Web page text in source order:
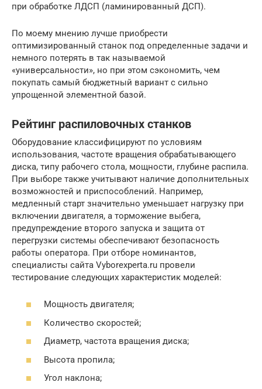
при обработке ЛДСП (ламинированный ДСП).
По моему мнению лучше приобрести
оптимизированный станок под определенные задачи и
немного потерять в так называемой
«универсальности», но при этом сэкономить, чем
покупать самый бюджетный вариант с сильно
упрощенной элементной базой.
Рейтинг распиловочных станков
Оборудование классифицируют по условиям
использования, частоте вращения обрабатывающего
диска, типу рабочего стола, мощности, глубине распила.
При выборе также учитывают наличие дополнительных
возможностей и приспособлений. Например,
медленный старт значительно уменьшает нагрузку при
включении двигателя, а торможение выбега,
предупреждение второго запуска и защита от
перегрузки системы обеспечивают безопасность
работы оператора. При отборе номинантов,
специалисты сайта Vyborexperta.ru провели
тестирование следующих характеристик моделей:
Мощность двигателя;
Количество скоростей;
Диаметр, частота вращения диска;
Высота пропила;
Угол наклона;